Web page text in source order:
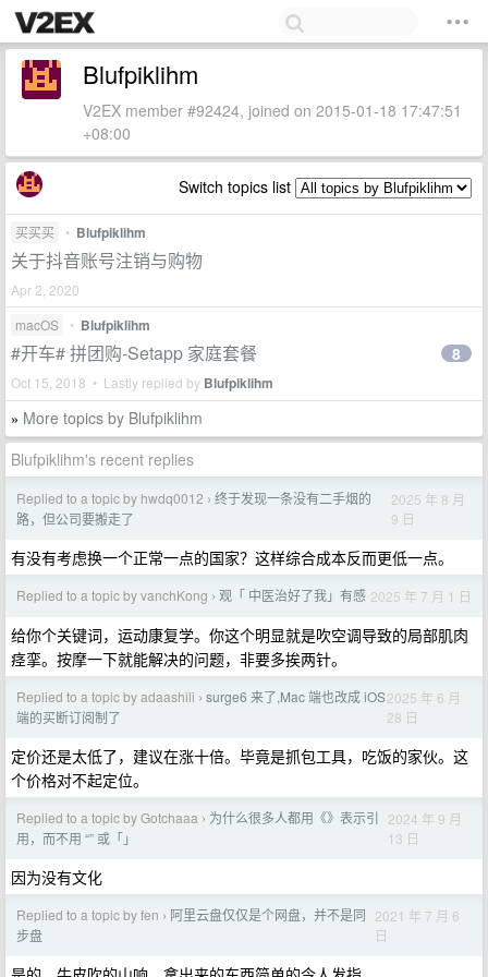
Blufpiklihm
V2EX member #92424, joined on 2015-01-18 17:47:51
+08:00
Switch topics list
买买买 • Blufpiklihm
关于抖音账号注销与购物
Apr 2, 2020
macOS
• Blufpiklihm
#开车# 拼团购-Setapp 家庭套餐
Oct 15, 2018 • Lastly replied by Blufpiklihm
8
» More topics by Blufpiklihm
Blufpiklihm's recent replies
Replied to a topic by hwdq0012 › 终于发现一条没有二手烟的
路，但公司要搬走了
2025 年 8 月
9 日
有没有考虑换一个正常一点的国家？这样综合成本反而更低一点。
Replied to a topic by vanchKong › 观「 中医治好了我」有感 2025 年 7 月 1 日
给你个关键词，运动康复学。你这个明显就是吹空调导致的局部肌肉
痉挛。按摩一下就能解决的问题，非要多挨两针。
Replied to a topic by adaashili › surge6 来了,Mac 端也改成 iOS
端的买断订阅制了
2025 年 6 月
28 日
定价还是太低了，建议在涨十倍。毕竟是抓包工具，吃饭的家伙。这
个价格对不起定位。
Replied to a topic by Gotchaaa › 为什么很多人都用《》表示引
用，而不用 “” 或「」
2024 年 9 月
13 日
因为没有文化
Replied to a topic by fen › 阿里云盘仅仅是个网盘，并不是同
步盘
2021 年 7 月 6
日